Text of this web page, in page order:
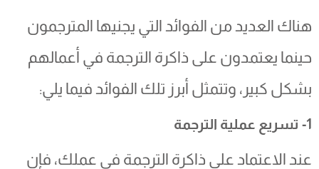
هناك العديد من الفوائد التي يجنيها المترجمون
حينما يعتمدون على ذاكرة الترجمة في أعمالهم
بشكل كبير، وتتمثل أبرز تلك الفوائد فيما يلي:
عند الاعتماد على ذاكرة الترجمة في عملك، فإن